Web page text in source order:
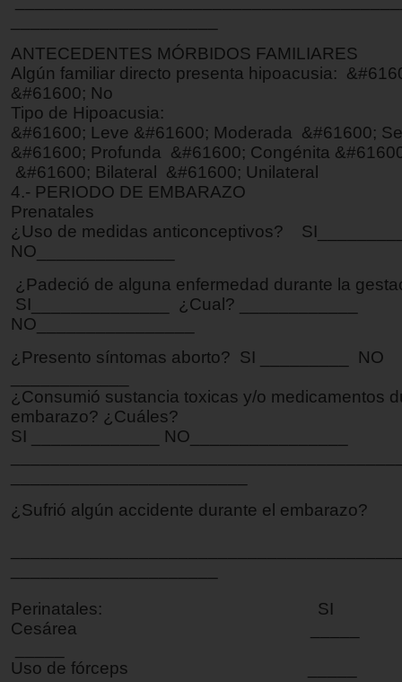
ANTECEDENTES MÓRBIDOS FAMILIARES
Algún familiar directo presenta hipoacusia:
&#61600; No
Tipo de Hipoacusia:
&#61600; Leve &#61600; Moderada &#61600;
&#61600; Profunda &#61600; Congénita
&#61600; Bilateral &#61600; Unilateral
4.- PERIODO DE EMBARAZO
Prenatales
¿Uso de medidas anticonceptivos?
NO______________
¿Padeció de alguna enfermedad durante la
SI______________ ¿Cual? ____________
NO________________
¿Presento síntomas aborto? SI _________ NO
¿Consumió sustancia toxicas y/o medicamentos
embarazo? ¿Cuáles?
SI _____________ NO________________
¿Sufrió algún accidente durante el embarazo?
Perinatales: SI
Cesárea
Uso de fórceps